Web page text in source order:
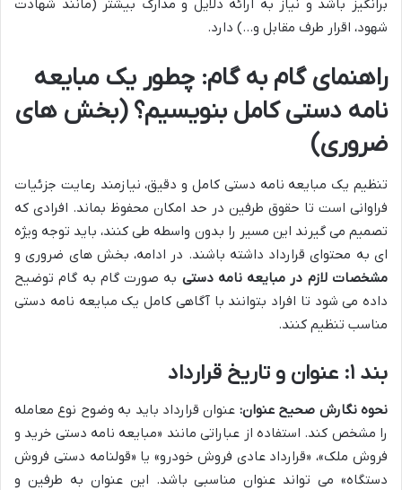
برانگیز باشد و نیاز به ارائه دلایل و مدارک بیشتر (مانند شهادت
شهود، اقرار طرف مقابل و…) دارد.
راهنمای گام به گام: چطور یک مبایعه
نامه دستی کامل بنویسیم؟ (بخش های
ضروری)
تنظیم یک مبایعه نامه دستی کامل و دقیق، نیازمند رعایت جزئیات
فراوانی است تا حقوق طرفین در حد امکان محفوظ بماند. افرادی که
تصمیم می گیرند این مسیر را بدون واسطه طی کنند، باید توجه ویژه
ای به محتوای قرارداد داشته باشند. در ادامه، بخش های ضروری و
مشخصات لازم در مبایعه نامه دستی به صورت گام به گام توضیح
داده می شود تا افراد بتوانند با آگاهی کامل یک مبایعه نامه دستی
مناسب تنظیم کنند.
بند ۱: عنوان و تاریخ قرارداد
نحوه نگارش صحیح عنوان: عنوان قرارداد باید به وضوح نوع معامله
را مشخص کند. استفاده از عباراتی مانند «مبایعه نامه دستی خرید و
فروش ملک»، «قرارداد عادی فروش خودرو» یا «قولنامه دستی فروش
دستگاه» می تواند عنوان مناسبی باشد. این عنوان به طرفین و